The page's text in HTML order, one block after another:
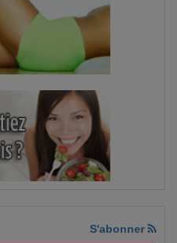
S'abonner